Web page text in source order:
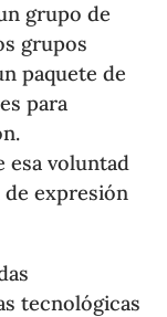
grupo de
grupos
paquete de
para
esa voluntad
expresión
tecnológicas